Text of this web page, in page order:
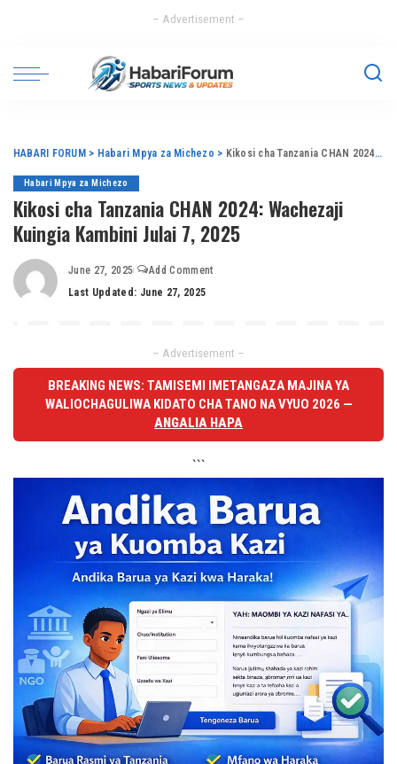
– Advertisement –
HABARI FORUM > Habari Mpya za Michezo > Kikosi cha Tanzania CHAN 2024: Wachezaji Kuingia Kambini Julai 7, 2025
Habari Mpya za Michezo
Kikosi cha Tanzania CHAN 2024: Wachezaji
Kuingia Kambini Julai 7, 2025
June 27, 2025
Add Comment
Last Updated: June 27, 2025
– Advertisement –
BREAKING NEWS: TAMISEMI IMETANGAZA MAJINA YA
WALIOCHAGULIWA KIDATO CHA TANO NA VYUO 2026 —
ANGALIA HAPA
```